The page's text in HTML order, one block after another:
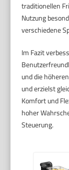
traditionellen
Nutzung
verschiedene
Im Fazit
und die
und erzielst
Komfort und
hoher
Steuerung.